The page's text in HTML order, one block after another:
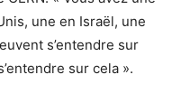
une en Israël, une
s’entendre sur
sur cela ».